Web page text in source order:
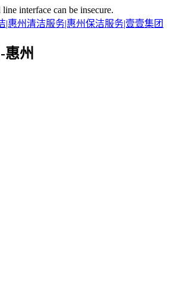
interface can be insecure.
惠州